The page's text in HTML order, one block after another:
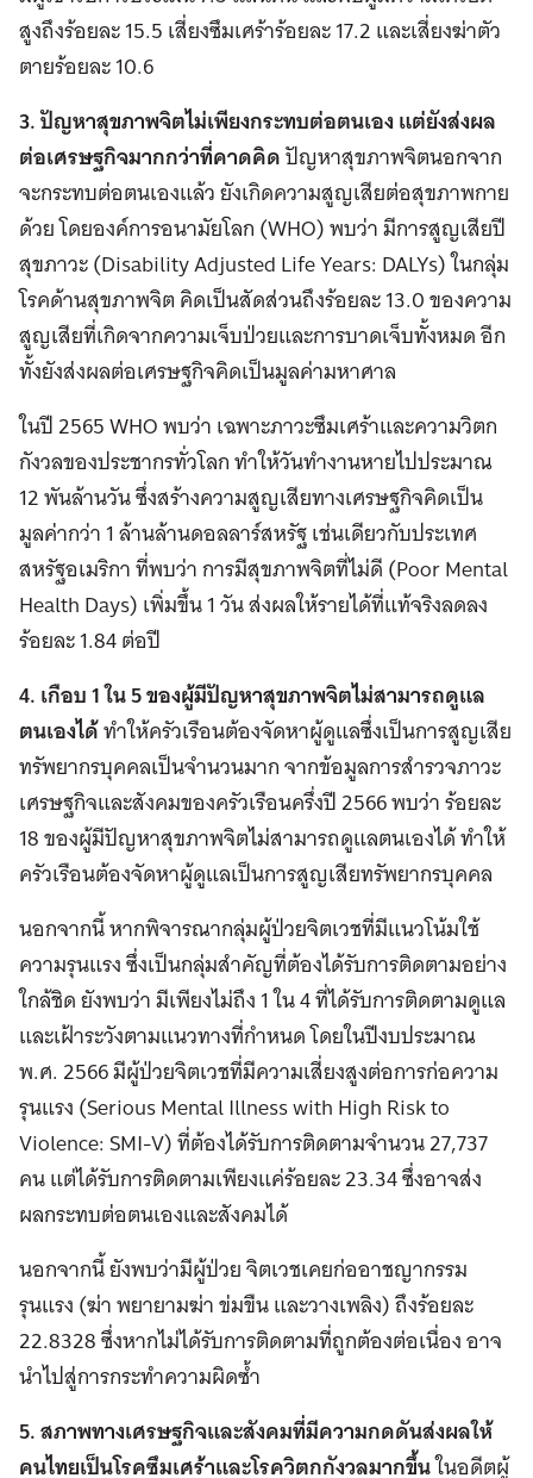
สูงถึงร้อยละ 15.5 เสี่ยงซึมเศร้าร้อยละ 17.2 และเสี่ยงฆ่าตัว
ตายร้อยละ 10.6
3. ปัญหาสุขภาพจิตไม่เพียงกระทบต่อตนเอง แต่ยังส่งผล
ต่อเศรษฐกิจมากกว่าที่คาดคิดปัญหาสุขภาพจิตนอกจาก
จะกระทบต่อตนเองแล้ว ยังเกิดความสูญเสียต่อสุขภาพกาย
ด้วย โดยองค์การอนามัยโลก (WHO) พบว่า มีการสูญเสียปี
สุขภาวะ (Disability Adjusted Life Years: DALYs) ในกลุ่ม
โรคด้านสุขภาพจิต คิดเป็นสัดส่วนถึงร้อยละ 13.0 ของความ
สูญเสียที่เกิดจากความเจ็บป่วยและการบาดเจ็บทั้งหมด อีก
ทั้งยังส่งผลต่อเศรษฐกิจคิดเป็นมูลค่ามหาศาล
ในปี 2565 WHO พบว่า เฉพาะภาวะซึมเศร้าและความวิตก
กังวลของประชากรทั่วโลก ทำให้วันทำงานหายไปประมาณ
12 พันล้านวัน ซึ่งสร้างความสูญเสียทางเศรษฐกิจคิดเป็น
มูลค่ากว่า 1 ล้านล้านดอลลาร์สหรัฐ เช่นเดียวกับประเทศ
สหรัฐอเมริกา ที่พบว่า การมีสุขภาพจิตที่ไม่ดี (Poor Mental
Health Days) เพิ่มขึ้น 1 วัน ส่งผลให้รายได้ที่แท้จริงลดลง
ร้อยละ 1.84 ต่อปี
4. เกือบ 1 ใน 5 ของผู้มีปัญหาสุขภาพจิตไม่สามารถดูแล
ตนเองได้ทำให้ครัวเรือนต้องจัดหาผู้ดูแลซึ่งเป็นการสูญเสีย
ทรัพยากรบุคคลเป็นจำนวนมาก จากข้อมูลการสำรวจภาวะ
เศรษฐกิจและสังคมของครัวเรือนครึ่งปี 2566 พบว่า ร้อยละ
18 ของผู้มีปัญหาสุขภาพจิตไม่สามารถดูแลตนเองได้ ทำให้
ครัวเรือนต้องจัดหาผู้ดูแลเป็นการสูญเสียทรัพยากรบุคคล
นอกจากนี้ หากพิจารณากลุ่มผู้ป่วยจิตเวชที่มีแนวโน้มใช้
ความรุนแรง ซึ่งเป็นกลุ่มสำคัญที่ต้องได้รับการติดตามอย่าง
ใกล้ชิด ยังพบว่า มีเพียงไม่ถึง 1 ใน 4 ที่ได้รับการติดตามดูแล
และเฝ้าระวังตามแนวทางที่กำหนด โดยในปีงบประมาณ
พ.ศ. 2566 มีผู้ป่วยจิตเวชที่มีความเสี่ยงสูงต่อการก่อความ
รุนแรง (Serious Mental Illness with High Risk to
Violence: SMI-V) ที่ต้องได้รับการติดตามจำนวน 27,737
คน แต่ได้รับการติดตามเพียงแค่ร้อยละ 23.34 ซึ่งอาจส่ง
ผลกระทบต่อตนเองและสังคมได้
นอกจากนี้ ยังพบว่ามีผู้ป่วย จิตเวชเคยก่ออาชญากรรม
รุนแรง (ฆ่า พยายามฆ่า ข่มขืน และวางเพลิง) ถึงร้อยละ
22.8328 ซึ่งหากไม่ได้รับการติดตามที่ถูกต้องต่อเนื่อง อาจ
นำไปสู่การกระทำความผิดซ้ำ
5. สภาพทางเศรษฐกิจและสังคมที่มีความกดดันส่งผลให้
คนไทยเป็นโรคซึมเศร้าและโรควิตกกังวลมากขึ้นในอดีตผู้